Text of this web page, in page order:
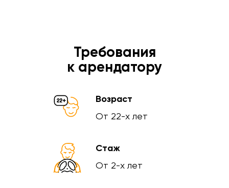
Требования
к арендатору
Возраст
От 22-х лет
Стаж
От 2-х лет